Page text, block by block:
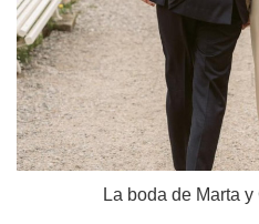
La boda de Marta